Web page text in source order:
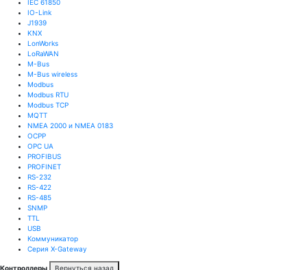
IEC 61850
IO-Link
J1939
KNX
LonWorks
LoRaWAN
M-Bus
M-Bus wireless
Modbus
Modbus RTU
Modbus TCP
MQTT
NMEA 2000 и NMEA 0183
OCPP
OPC UA
PROFIBUS
PROFINET
RS-232
RS-422
RS-485
SNMP
TTL
USB
Коммуникатор
Серия X-Gateway
Контроллеры
Вернуться назад